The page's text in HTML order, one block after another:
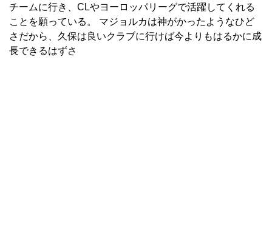
チームに行き、CLやヨーロッパリーグで活躍してくれる
ことを願っている。 マジョルカは神がかったようなひど
さだから、久保は良いクラブに行けば今よりもはるかに成
長できるはずさ